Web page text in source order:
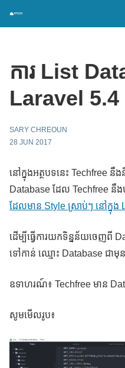
ការ​ List
Laravel 5.4
SARY CHREOUN
28 JUN 2017
នៅក្នុងអត្ថបទនេះ Techfree
Database ដែល Techfree នឹង
ដែលមាន Style ស្រាប់ៗ នៅក្នុង​
ដើម្បីធ្វើការយកទិន្នន័យចេញពី
ទៅកាន់ ឈ្មោះ Database ជា
ឧទាហរណ៍៖ Techfree មាន
សូមមើលរូប៖